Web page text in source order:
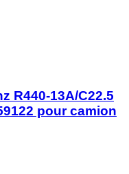
R440-13A/C22.5
pour camion